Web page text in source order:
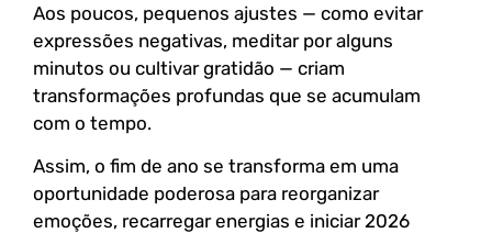
Aos poucos, pequenos ajustes — como evitar
expressões negativas, meditar por alguns
minutos ou cultivar gratidão — criam
transformações profundas que se acumulam
com o tempo.
Assim, o fim de ano se transforma em uma
oportunidade poderosa para reorganizar
emoções, recarregar energias e iniciar 2026